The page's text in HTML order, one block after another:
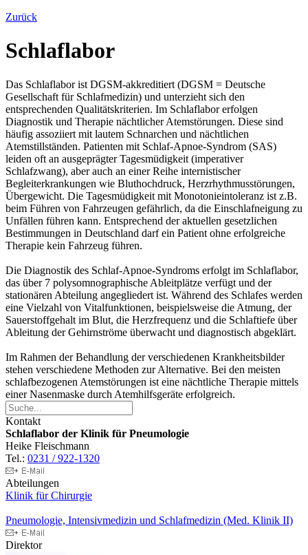
Zurück
Schlaflabor
Das Schlaflabor ist DGSM-akkreditiert (DGSM = Deutsche
Gesellschaft für Schlafmedizin) und unterzieht sich den
entsprechenden Qualitätskriterien. Im Schlaflabor erfolgen
Diagnostik und Therapie nächtlicher Atemstörungen. Diese sind
häufig assoziiert mit lautem Schnarchen und nächtlichen
Atemstillständen. Patienten mit Schlaf-Apnoe-Syndrom (SAS)
leiden oft an ausgeprägter Tagesmüdigkeit (imperativer
Schlafzwang), aber auch an einer Reihe internistischer
Begleiterkrankungen wie Bluthochdruck, Herzrhythmusstörungen,
Übergewicht. Die Tagesmüdigkeit mit Monotonieintoleranz ist z.B.
beim Führen von Fahrzeugen gefährlich, da die Einschlafneigung zu
Unfällen führen kann. Entsprechend der aktuellen gesetzlichen
Bestimmungen in Deutschland darf ein Patient ohne erfolgreiche
Therapie kein Fahrzeug führen.
Die Diagnostik des Schlaf-Apnoe-Syndroms erfolgt im Schlaflabor,
das über 7 polysomnographische Ableitplätze verfügt und der
stationären Abteilung angegliedert ist. Während des Schlafes werden
eine Vielzahl von Vitalfunktionen, beispielsweise die Atmung, der
Sauerstoffgehalt im Blut, die Herzfrequenz und die Schlaftiefe über
Ableitung der Gehirnströme überwacht und diagnostisch abgeklärt.
Im Rahmen der Behandlung der verschiedenen Krankheitsbilder
stehen verschiedene Methoden zur Alternative. Bei den meisten
schlafbezogenen Atemstörungen ist eine nächtliche Therapie mittels
einer Nasenmaske durch Atemhilfsgeräte erfolgreich.
Kontakt
Schlaflabor der Klinik für Pneumologie
Heike Fleischmann
Tel.: 0231 / 922-1320
Abteilungen
Klinik für Chirurgie
Pneumologie, Intensivmedizin und Schlafmedizin (Med. Klinik II)
Direktor